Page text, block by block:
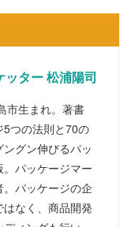
ター 松浦陽司
市生まれ。著書
5つの法則と70の
グン伸びるパッ
パッケージマー
パッケージの企
なく、商品開発